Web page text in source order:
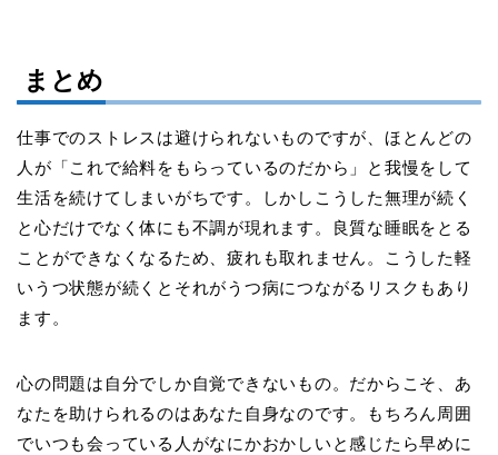
まとめ
仕事でのストレスは避けられないものですが、ほとんどの
人が「これで給料をもらっているのだから」と我慢をして
生活を続けてしまいがちです。しかしこうした無理が続く
と心だけでなく体にも不調が現れます。良質な睡眠をとる
ことができなくなるため、疲れも取れません。こうした軽
いうつ状態が続くとそれがうつ病につながるリスクもあり
ます。
心の問題は自分でしか自覚できないもの。だからこそ、あ
なたを助けられるのはあなた自身なのです。もちろん周囲
でいつも会っている人がなにかおかしいと感じたら早めに